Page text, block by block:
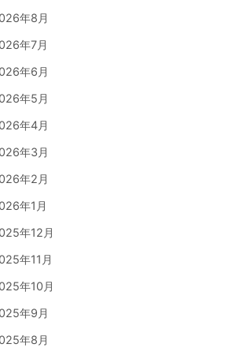
年8月
年7月
年6月
年5月
年4月
年3月
年2月
年1月
年12月
年11月
年10月
年9月
年8月